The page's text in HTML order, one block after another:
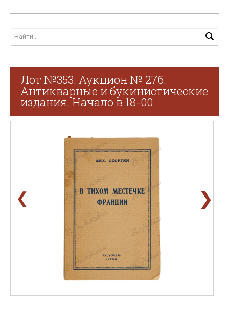
Лот №353. Аукцион № 276.
Антикварные и букинистические
издания. Начало в 18-00
❮ ❯